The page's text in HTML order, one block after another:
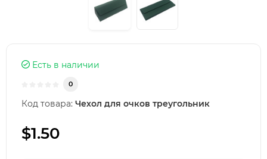
Есть в наличии
0
Код товара: Чехол для очков треугольник
$1.50